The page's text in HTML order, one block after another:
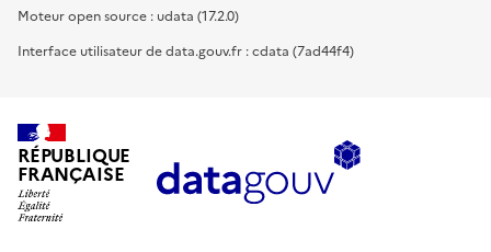
Moteur open source : udata (17.2.0)
Interface utilisateur de data.gouv.fr : cdata (7ad44f4)
RÉPUBLIQUE
FRANÇAISE